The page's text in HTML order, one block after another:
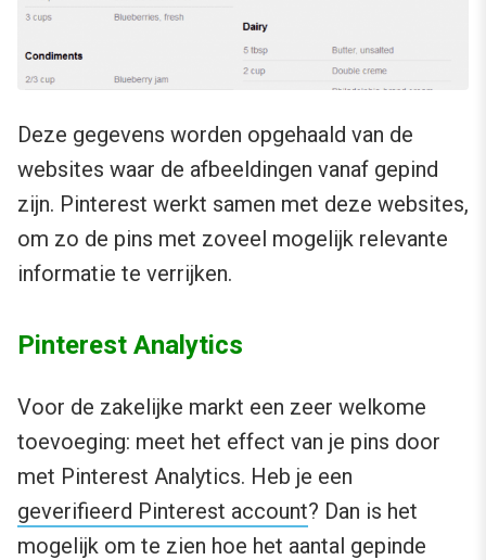
Deze gegevens worden opgehaald van de
websites waar de afbeeldingen vanaf gepind
zijn. Pinterest werkt samen met deze websites,
om zo de pins met zoveel mogelijk relevante
informatie te verrijken.
Pinterest Analytics
Voor de zakelijke markt een zeer welkome
toevoeging: meet het effect van je pins door
met Pinterest Analytics. Heb je een
geverifieerd Pinterest account? Dan is het
mogelijk om te zien hoe het aantal gepinde